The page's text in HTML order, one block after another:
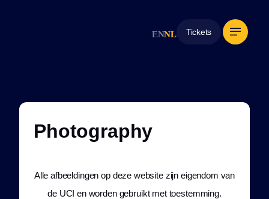
ENNL Tickets
Photography
Alle afbeeldingen op deze website zijn eigendom van
de UCI en worden gebruikt met toestemming.